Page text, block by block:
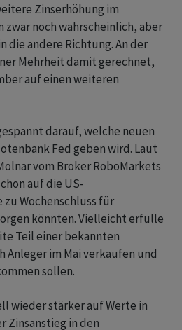
Zinserhöhung im
zwar noch wahrscheinlich, aber
die andere Richtung. An der
Mehrheit damit gerechnet,
auf einen weiteren
darauf, welche neuen
Fed geben wird. Laut
vom Broker RoboMarkets
auf die US-
Wochenschluss für
könnten. Vielleicht erfülle
Teil einer bekannten
Anleger im Mai verkaufen und
sollen.
wieder stärker auf Werte in
Zinsanstieg in den